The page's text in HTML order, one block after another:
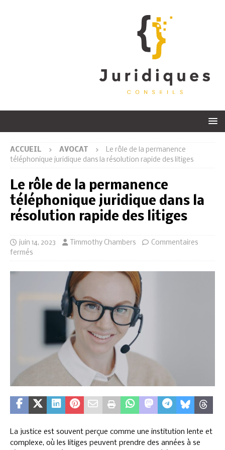
ACCUEIL AVOCAT
Le rôle de la permanence
téléphonique juridique dans la résolution rapide des litiges
Le rôle de la permanence
téléphonique juridique dans la
résolution rapide des litiges
juin 14, 2023 Timmothy Chambers
Commentaires
fermés
La justice est souvent perçue comme une institution lente et
complexe, où les litiges peuvent prendre des années à se